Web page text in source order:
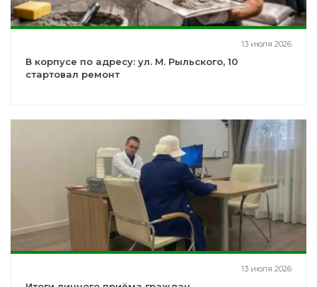
13 июля 2026
В корпусе по адресу: ул. М. Рыльского, 10
стартовал ремонт
13 июля 2026